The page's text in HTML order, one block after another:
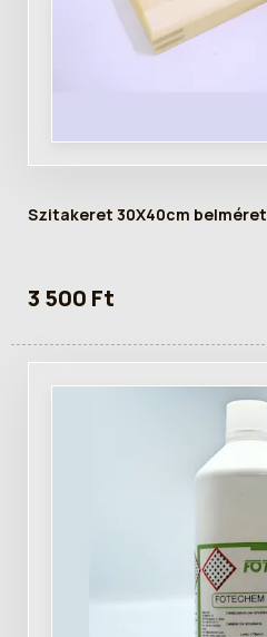
Szitakeret 30X40cm belméret
3 500 Ft